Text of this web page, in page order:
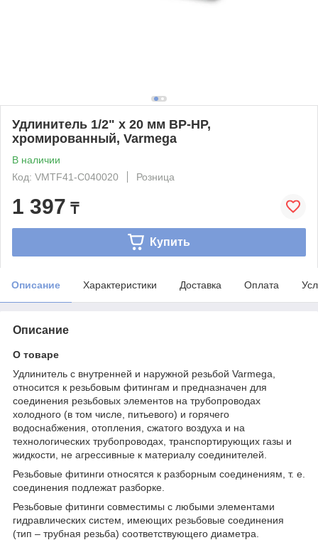
Удлинитель 1/2" x 20 мм ВР-НР,
хромированный, Varmega
В наличии
Код: VMTF41-C040020
Розница
1 397 ₸
Купить
Описание Характеристики Доставка Оплата
Описание
О товаре
Удлинитель с внутренней и наружной резьбой Varmega,
относится к резьбовым фитингам и предназначен для
соединения резьбовых элементов на трубопроводах
холодного (в том числе, питьевого) и горячего
водоснабжения, отопления, сжатого воздуха и на
технологических трубопроводах, транспортирующих газы и
жидкости, не агрессивные к материалу соединителей.
Резьбовые фитинги относятся к разборным соединениям, т. е.
соединения подлежат разборке.
Резьбовые фитинги совместимы с любыми элементами
гидравлических систем, имеющих резьбовые соединения
(тип – трубная резьба) соответствующего диаметра.